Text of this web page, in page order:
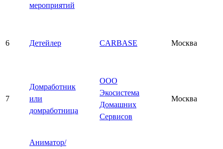
мероприятий
6 Детейлер CARBASE Москва
7
Домработник
или
домработница
ООО
Экосистема
Домашних
Сервисов
Москва
Аниматор/